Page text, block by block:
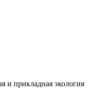
и прикладная экология